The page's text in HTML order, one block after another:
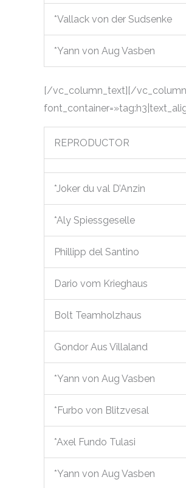
*Vallack von der Sudsenke
*Yann von Aug Vasben
[/vc_column_text][/
REPRODUCTOR
*Joker du val D’Anzin
*Aly Spiessgeselle
Phillipp del Santino
Dario vom Krieghaus
Bolt Teamholzhaus
Gondor Aus Villaland
*Yann von Aug Vasben
*Furbo von Blitzvesal
*Axel Fundo Tulasi
*Yann von Aug Vasben